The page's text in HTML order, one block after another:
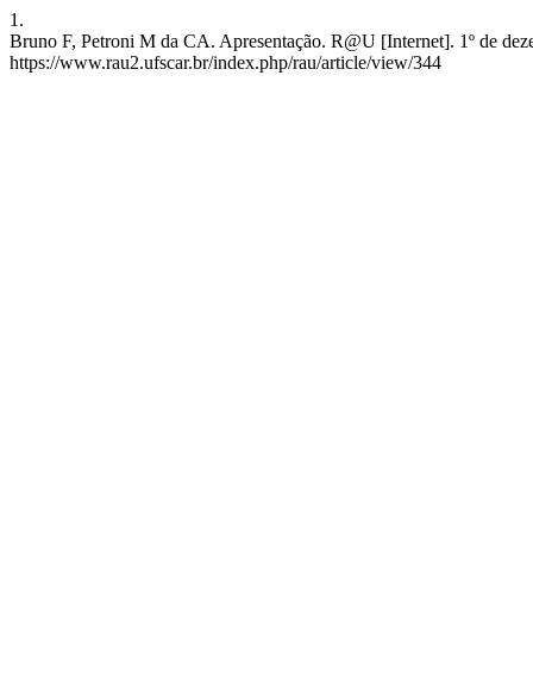
1.
Bruno F, Petroni M da CA. Apresentação. R@U [Internet]. 1º de
https://www.rau2.ufscar.br/index.php/rau/article/view/344